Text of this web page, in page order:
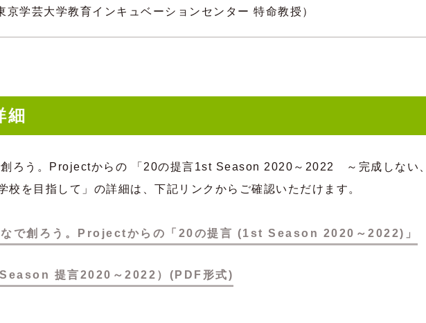
京学芸大学教育インキュベーションセンター 特命教授）
細
創ろう。Projectからの 「20の提言1st Season 2020～2022 ～完成しない、
校を目指して」の詳細は、下記リンクからご確認いただけます。
なで創ろう。Projectからの「20の提言 (1st Season 2020～2022)」
提言2020～2022）(PDF形式)